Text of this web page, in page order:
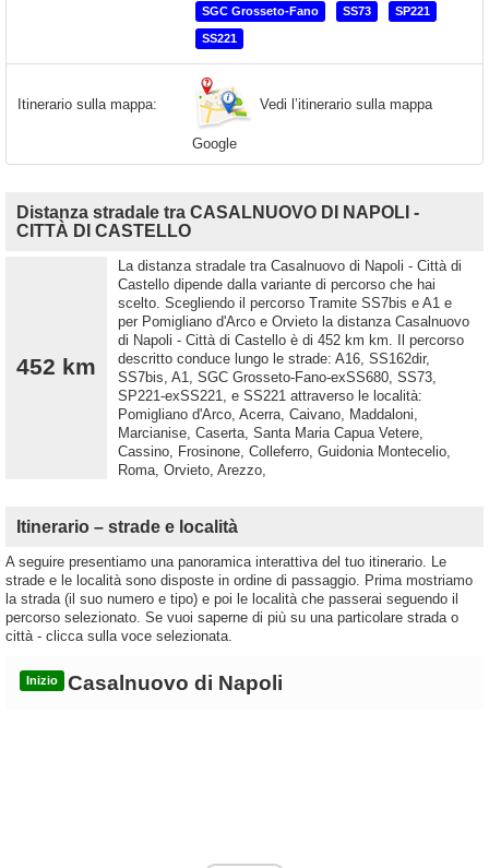
SGC Grosseto-Fano SS73 SP221
SS221
Itinerario sulla mappa: Vedi l’itinerario sulla mappa
Google
Distanza stradale tra CASALNUOVO DI NAPOLI -
CITTÀ DI CASTELLO
452 km
La distanza stradale tra Casalnuovo di Napoli - Città di
Castello dipende dalla variante di percorso che hai
scelto. Scegliendo il percorso Tramite SS7bis e A1 e
per Pomigliano d'Arco e Orvieto la distanza Casalnuovo
di Napoli - Città di Castello è di 452 km km. Il percorso
descritto conduce lungo le strade: A16, SS162dir,
SS7bis, A1, SGC Grosseto-Fano-exSS680, SS73,
SP221-exSS221, e SS221 attraverso le località:
Pomigliano d'Arco, Acerra, Caivano, Maddaloni,
Marcianise, Caserta, Santa Maria Capua Vetere,
Cassino, Frosinone, Colleferro, Guidonia Montecelio,
Roma, Orvieto, Arezzo,
Itinerario – strade e località
A seguire presentiamo una panoramica interattiva del tuo itinerario. Le
strade e le località sono disposte in ordine di passaggio. Prima mostriamo
la strada (il suo numero e tipo) e poi le località che passerai seguendo il
percorso selezionato. Se vuoi saperne di più su una particolare strada o
città - clicca sulla voce selezionata.
Inizio Casalnuovo di Napoli